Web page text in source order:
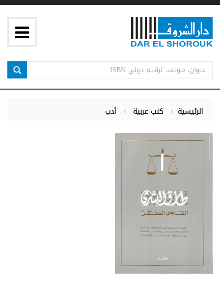
الرئيسية كتب عربية أدب